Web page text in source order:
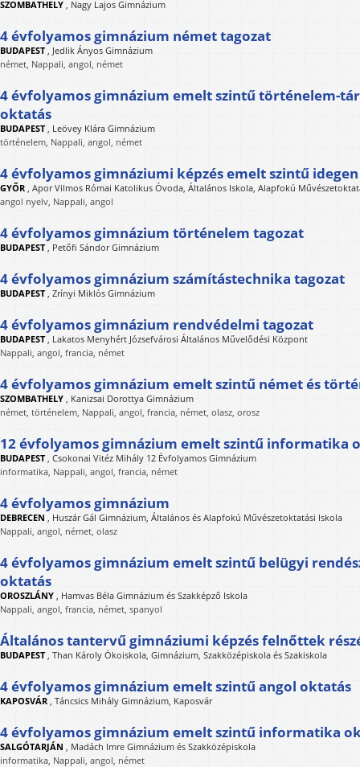
SZOMBATHELY , Nagy Lajos Gimnázium
4 évfolyamos gimnázium német tagozat
BUDAPEST, Jedlik Ányos Gimnázium
német, Nappali, angol, német
4 évfolyamos gimnázium emelt szintű történelem-
oktatás
BUDAPEST, Leövey Klára Gimnázium
történelem, Nappali, angol, német
4 évfolyamos gimnáziumi képzés emelt szintű
GYŐR , Apor Vilmos Római Katolikus Óvoda, Általános Iskola, Alapfokú
angol nyelv, Nappali, angol
4 évfolyamos gimnázium történelem tagozat
BUDAPEST, Petőfi Sándor Gimnázium
4 évfolyamos gimnázium számítástechnika tagozat
BUDAPEST, Zrínyi Miklós Gimnázium
4 évfolyamos gimnázium rendvédelmi tagozat
BUDAPEST, Lakatos Menyhért Józsefvárosi Általános Művelődési Központ
Nappali, angol, francia, német
4 évfolyamos gimnázium emelt szintű német és
SZOMBATHELY , Kanizsai Dorottya Gimnázium
német, történelem, Nappali, angol, francia, német, olasz, orosz
12 évfolyamos gimnázium emelt szintű informatika
BUDAPEST, Csokonai Vitéz Mihály 12 Évfolyamos Gimnázium
informatika, Nappali, angol, francia, német
4 évfolyamos gimnázium
DEBRECEN , Huszár Gál Gimnázium, Általános és Alapfokú Művészetoktatási Iskola
Nappali, angol, német, olasz
4 évfolyamos gimnázium emelt szintű belügyi
oktatás
OROSZLÁNY , Hamvas Béla Gimnázium és Szakképző Iskola
Nappali, angol, francia, német, spanyol
Általános tantervű gimnáziumi képzés felnőttek
BUDAPEST, Than Károly Ökoiskola, Gimnázium, Szakközépiskola és Szakiskola
4 évfolyamos gimnázium emelt szintű angol oktatás
KAPOSVÁR , Táncsics Mihály Gimnázium, Kaposvár
4 évfolyamos gimnázium emelt szintű informatika
SALGÓTARJÁN , Madách Imre Gimnázium és Szakközépiskola
informatika, Nappali, angol, német